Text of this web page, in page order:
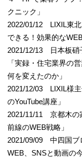
クニック」
2022/01/12 LIXIL東
できる！効果的な
2021/12/13 日本板硝
「実録・住宅業界の
何を変えたのか」
2021/12/03 LIXIL様
のYouTube講座」
2021/11/11 京都木
前線のWEB戦略」
2021/09/09 中四国ブ
WEB、SNSと動画の